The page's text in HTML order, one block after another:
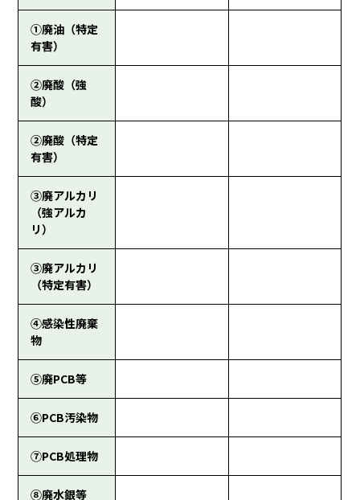
①廃油（特定
有害）
②廃酸（強
酸）
②廃酸（特定
有害）
③廃アルカリ
（強アルカ
リ）
③廃アルカリ
（特定有害）
④感染性廃棄
物
⑤廃PCB等
⑥PCB汚染物
⑦PCB処理物
⑧廃水銀等